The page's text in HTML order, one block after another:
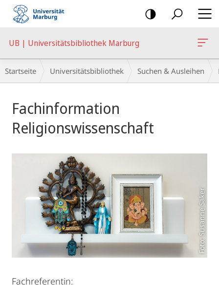
Mobile-
Navigation
UB | Universitätsbibliothek Marburg
Breadcrumb-
Navigation
Startseite Universitätsbibliothek Suchen & Ausleihen
Fachinformation
Religionswissenschaft
Foto: Susanne Saker
Fachreferentin: